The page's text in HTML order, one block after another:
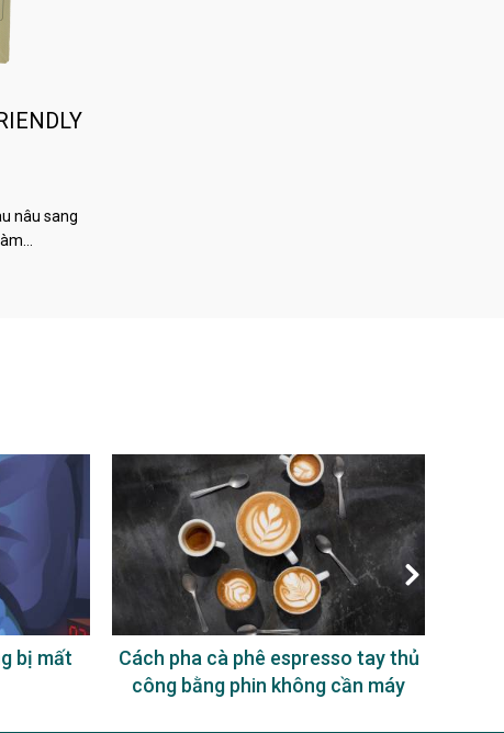
nâu sang
bị mất
Cách pha cà phê espresso tay thủ
công bằng phin không cần máy